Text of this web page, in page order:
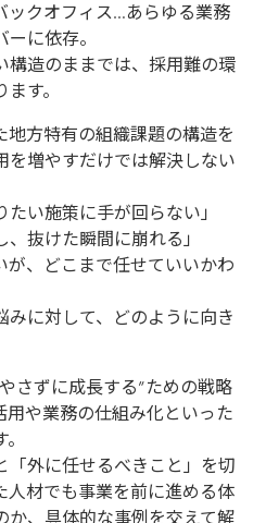
ックオフィス…あらゆる業務
に依存。
構造のままでは、採用難の環
す。
方特有の組織課題の構造を
を増やすだけでは解決しない
たい施策に手が回らない」
、抜けた瞬間に崩れる」
が、どこまで任せていいかわ
みに対して、どのように向き
さずに成長する”ための戦略
用や業務の仕組み化といった
「外に任せるべきこと」を切
人材でも事業を前に進める体